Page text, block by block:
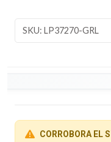
SKU: LP37270-GRL
CORROBORA EL